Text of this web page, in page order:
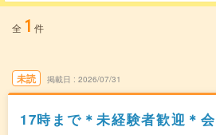
全 1 件
未読 掲載日 2026/07/31
17時まで＊未経験者歓迎＊